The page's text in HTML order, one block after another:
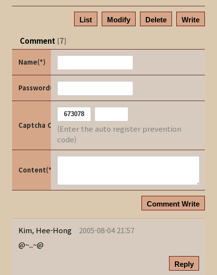
List Modify Delete Write
Comment [7]
Name(*)
Password(*)
Captcha Code(Enter the auto register prevention
code)
Content(*)
Comment Write
Kim, Hee-Hong
2005-08-04 21:57
@~..~@
Reply